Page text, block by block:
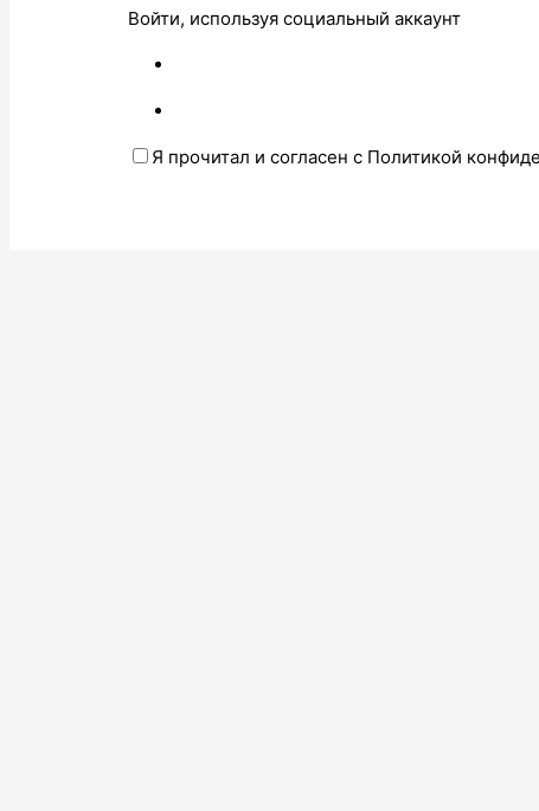
Войти, используя социальный аккаунт
Я прочитал и согласен с Политикой